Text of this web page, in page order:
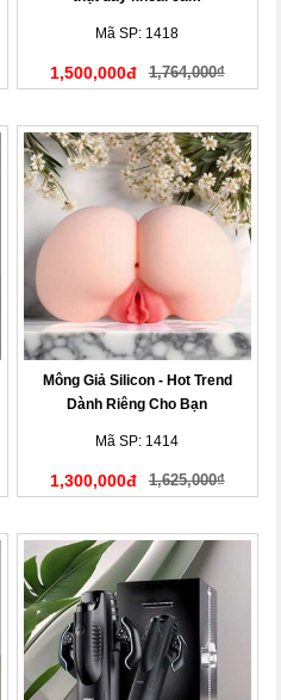
Mã SP: 1418
1,500,000đ 1,764,000₫
Mông Giả Silicon - Hot Trend
Dành Riêng Cho Bạn
Mã SP: 1414
1,300,000đ 1,625,000₫